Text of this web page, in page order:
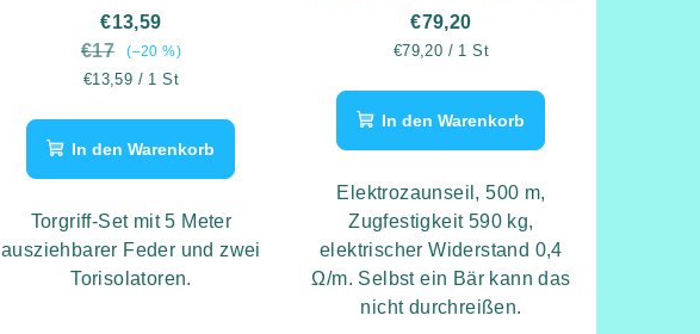
€13,59
€17
(–20 %)
Verkaufspreis:
€13,59 / 1 St
In den Warenkorb
Torgriff-Set mit 5 Meter
ausziehbarer Feder und zwei
Torisolatoren.
Ω/m
€79,20
Verkaufspreis:
€79,20 / 1 St
In den Warenkorb
Elektrozaunseil, 500 m,
Zugfestigkeit 590 kg,
elektrischer Widerstand 0,4
Ω/m. Selbst ein Bär kann das
nicht durchreißen.